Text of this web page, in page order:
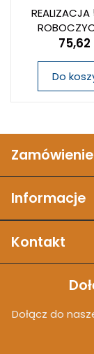
75,62
Do
Zamówienie
Informacje
Kontakt
Dołącz do